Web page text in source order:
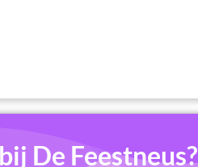
De Feestneus?